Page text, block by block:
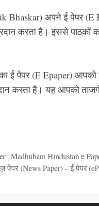
अपने ई पेपर (E
करता है। इससे पाठकों
ई पेपर (E Epaper) आपको
करता है। यह आपको
| Madhubani Hindustan e
पेपर (News Paper) – ई पेपर